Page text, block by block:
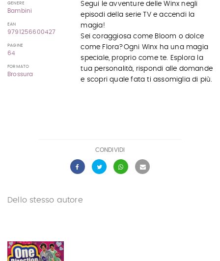
GENERE
Bambini
EAN
9791256600427
PAGINE
64
FORMATO
Brossura
Segui le avventure delle Winx negli
episodi della serie TV e accendi la
magia!
Sei coraggiosa come Bloom o dolce
come Flora?Ogni Winx ha una magia
speciale, proprio come te. Esplora la
tua personalità, rispondi alle domande
e scopri quale fata ti assomiglia di più.
CONDIVIDI
Dello stesso autore